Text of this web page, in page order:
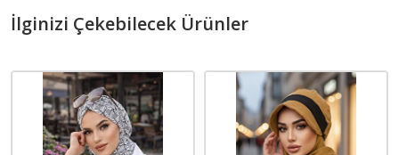
İlginizi Çekebilecek Ürünler